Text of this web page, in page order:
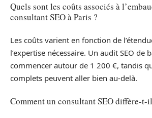
Quels sont les coûts associés à
consultant SEO à Paris ?
Les coûts varient en fonction de
l’expertise nécessaire. Un audit SEO de
commencer autour de 1 200 €, tandis
complets peuvent aller bien au-delà.
Comment un consultant SEO diffère-t-